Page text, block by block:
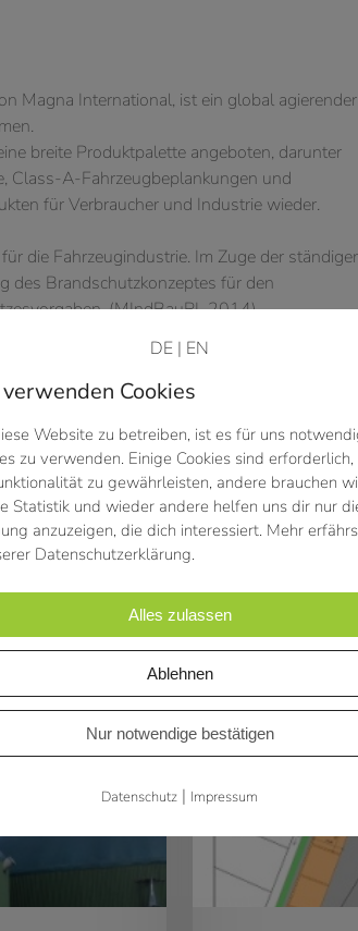
Magna International, ist ein global agierender
breite Produktpalette angeboten, darunter
Class-A-Fahrzeugbeplankungen und
für Verbraucher und Industrie wieder.
die Fahrzeugindustrie. Im Zuge der
des Brandschutzkonzeptes für den
(MIndBauRL 2014)
Sinne der MIndBauRL) durchlaufen die
Behandlungsstationen (Einschleusen,
Trocknen, Kühlen und Ausschleusen).
EAM
Natur
GmbH
DE | EN
Cookies
Website zu betreiben, ist es für uns
zu verwenden. Einige Cookies sind erforderlich,
zu gewährleisten, andere brauchen
Statistik und wieder andere helfen uns dir nur
anzuzeigen, die dich interessiert. Mehr
Datenschutzerklärung.
Alles zulassen
Ablehnen
Nur notwendige bestätigen
Datenschutz | Impressum